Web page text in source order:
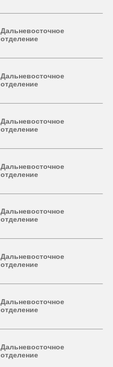
Дальневосточное
отделение
Дальневосточное
отделение
Дальневосточное
отделение
Дальневосточное
отделение
Дальневосточное
отделение
Дальневосточное
отделение
Дальневосточное
отделение
Дальневосточное
отделение